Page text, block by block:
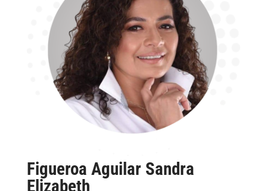
Figueroa Aguilar Sandra
Elizabeth